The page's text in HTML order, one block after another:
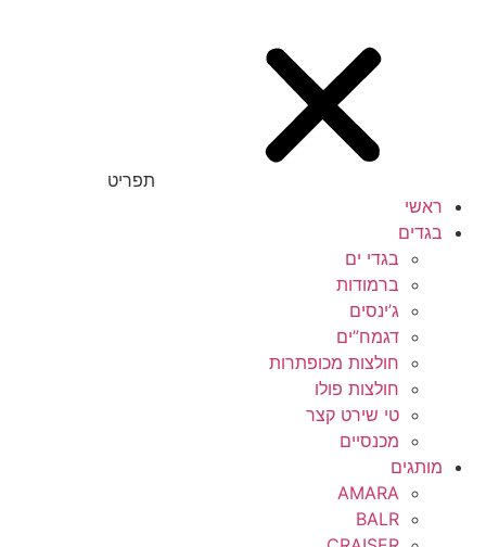
תפריט
ראשי
בגדים
בגדי ים
ברמודות
ג’ינסים
דגמח”ים
חולצות מכופתרות
חולצות פולו
טי שירט קצר
מכנסיים
מותגים
AMARA
BALR